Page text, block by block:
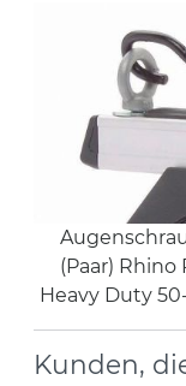
(Paar) Rhino
Heavy Duty
Kunden,